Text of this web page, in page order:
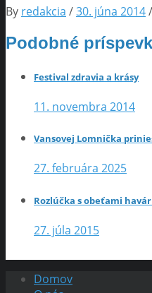
By redakcia /30. júna 2014/
Podobné
Festival zdravia a krásy
11. novembra 2014
Vansovej Lomnička
27. februára 2025
Rozlúčka s obeťami
27. júla 2015
Domov